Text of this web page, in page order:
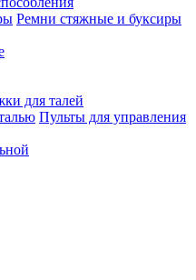
Ремни стяжные и буксиры
для талей
Пульты для управления